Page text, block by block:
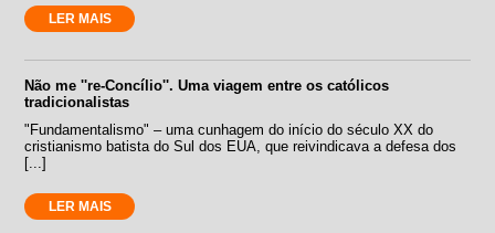
LER MAIS
Não me ''re-Concílio''. Uma viagem entre os católicos
tradicionalistas
"Fundamentalismo" – uma cunhagem do início do século XX do
cristianismo batista do Sul dos EUA, que reivindicava a defesa dos
[...]
LER MAIS